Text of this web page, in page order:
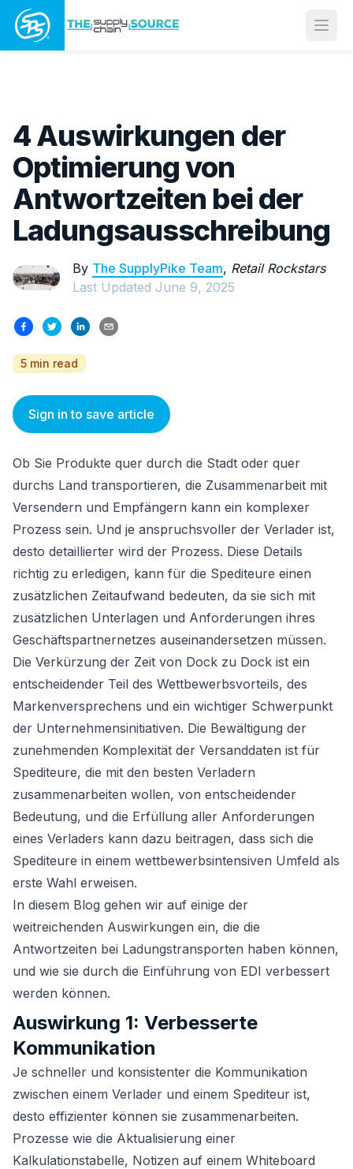
4 Auswirkungen der
Optimierung von
Antwortzeiten bei der
Ladungsausschreibung
By The SupplyPike Team, Retail Rockstars
Last Updated June 9, 2025
5 min read
Sign in to save article
Ob Sie Produkte quer durch die Stadt oder quer
durchs Land transportieren, die Zusammenarbeit mit
Versendern und Empfängern kann ein komplexer
Prozess sein. Und je anspruchsvoller der Verlader ist,
desto detaillierter wird der Prozess. Diese Details
richtig zu erledigen, kann für die Spediteure einen
zusätzlichen Zeitaufwand bedeuten, da sie sich mit
zusätzlichen Unterlagen und Anforderungen ihres
Geschäftspartnernetzes auseinandersetzen müssen.
Die Verkürzung der Zeit von Dock zu Dock ist ein
entscheidender Teil des Wettbewerbsvorteils, des
Markenversprechens und ein wichtiger Schwerpunkt
der Unternehmensinitiativen. Die Bewältigung der
zunehmenden Komplexität der Versanddaten ist für
Spediteure, die mit den besten Verladern
zusammenarbeiten wollen, von entscheidender
Bedeutung, und die Erfüllung aller Anforderungen
eines Verladers kann dazu beitragen, dass sich die
Spediteure in einem wettbewerbsintensiven Umfeld als
erste Wahl erweisen.
In diesem Blog gehen wir auf einige der
weitreichenden Auswirkungen ein, die die
Antwortzeiten bei Ladungstransporten haben können,
und wie sie durch die Einführung von EDI verbessert
werden können.
Auswirkung 1: Verbesserte
Kommunikation
Je schneller und konsistenter die Kommunikation
zwischen einem Verlader und einem Spediteur ist,
desto effizienter können sie zusammenarbeiten.
Prozesse wie die Aktualisierung einer
Kalkulationstabelle, Notizen auf einem Whiteboard